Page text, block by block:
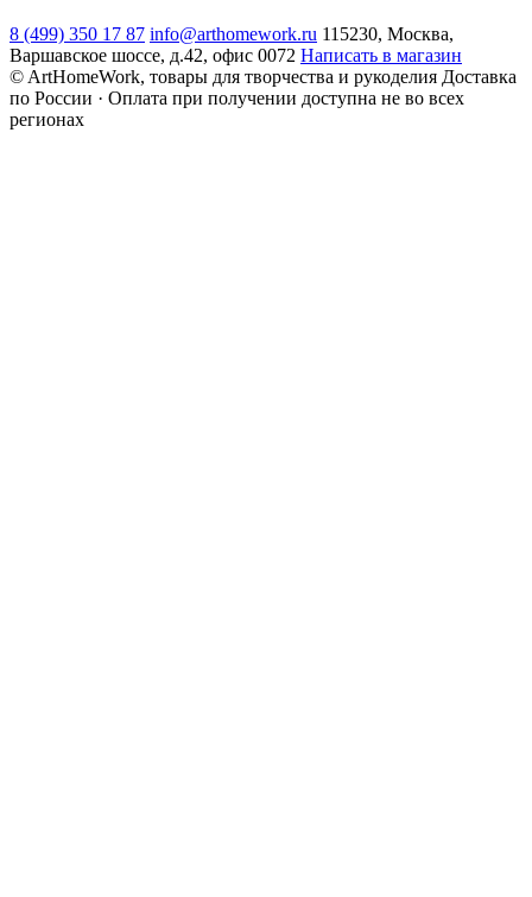
8 (499) 350 17 87 info@arthomework.ru 115230, Москва,
Варшавское шоссе, д.42, офис 0072 Написать в магазин
© ArtHomeWork, товары для творчества и рукоделия Доставка
по России · Оплата при получении доступна не во всех
регионах